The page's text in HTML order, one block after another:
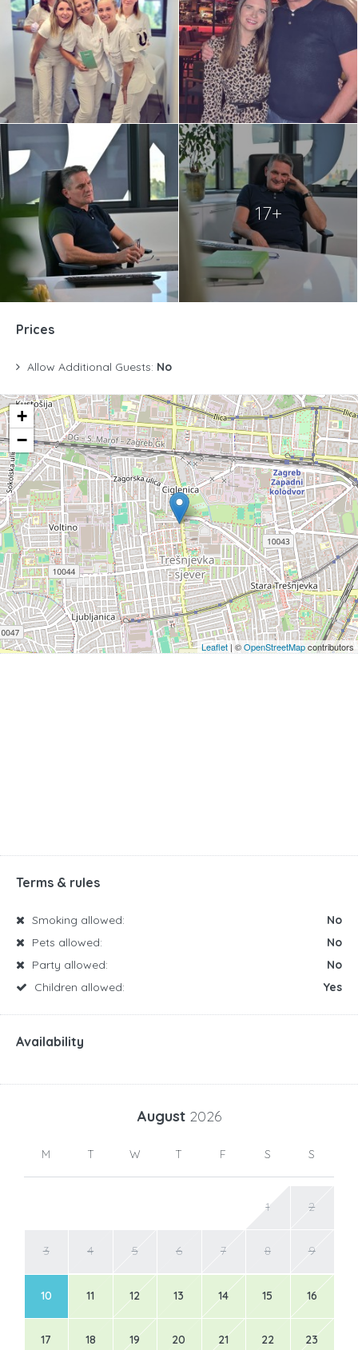
17+
Prices
Allow Additional Guests: No
+
−
Leaflet | ©OpenStreetMapcontributors
Terms & rules
Smoking allowed:
No
Pets allowed:
No
Party allowed:
No
Children allowed:
Yes
Availability
August 2026
M T W T F S S
1 2
3 4 5 6 7 8 9
10 11 12 13 14 15 16
17 18 19 20 21 22 23